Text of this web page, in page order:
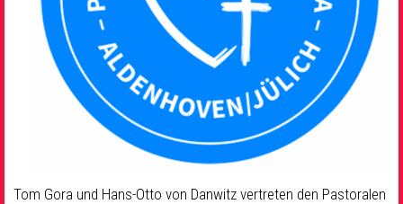
Tom Gora und Hans-Otto von Danwitz vertreten den Pastoralen